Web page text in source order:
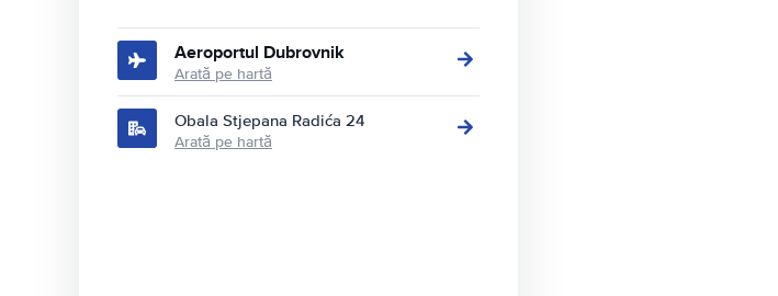
Aeroportul Dubrovnik
Arată pe hartă
Obala Stjepana Radića 24
Arată pe hartă